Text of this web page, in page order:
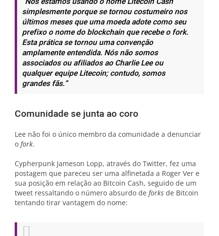
simplesmente porque se tornou costumeiro nos
últimos meses que uma moeda adote como seu
prefixo o nome do blockchain que recebe o fork.
Esta prática se tornou uma convenção
amplamente entendida. Nós não somos
associados ou afiliados ao Charlie Lee ou
qualquer equipe Litecoin; contudo, somos
grandes fãs.”
Comunidade se junta ao coro
Lee não foi o único membro da comunidade a denunciar
o fork.
Cypherpunk Jameson Lopp, através do Twitter, fez uma
postagem que pareceu ser uma alfinetada a Roger Ver e
sua posição em relação ao Bitcoin Cash, seguido de um
tweet ressaltando o número absurdo de forks de Bitcoin
tentando tirar vantagem do nome: